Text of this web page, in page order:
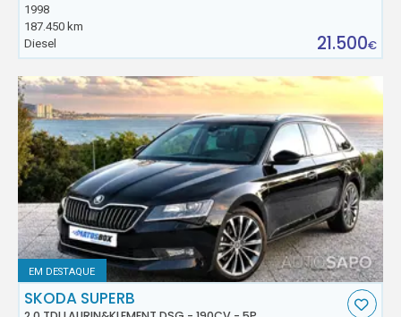
1998
187.450 km
Diesel
21.500€
EM DESTAQUE
SKODA SUPERB